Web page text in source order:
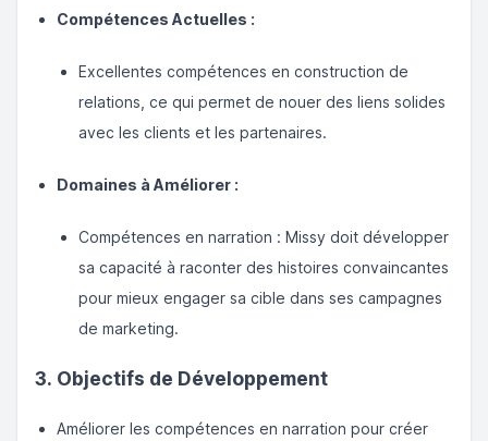
Compétences Actuelles :
Excellentes compétences en construction de
relations, ce qui permet de nouer des liens solides
avec les clients et les partenaires.
Domaines à Améliorer :
Compétences en narration : Missy doit développer
sa capacité à raconter des histoires convaincantes
pour mieux engager sa cible dans ses campagnes
de marketing.
3. Objectifs de Développement
Améliorer les compétences en narration pour créer